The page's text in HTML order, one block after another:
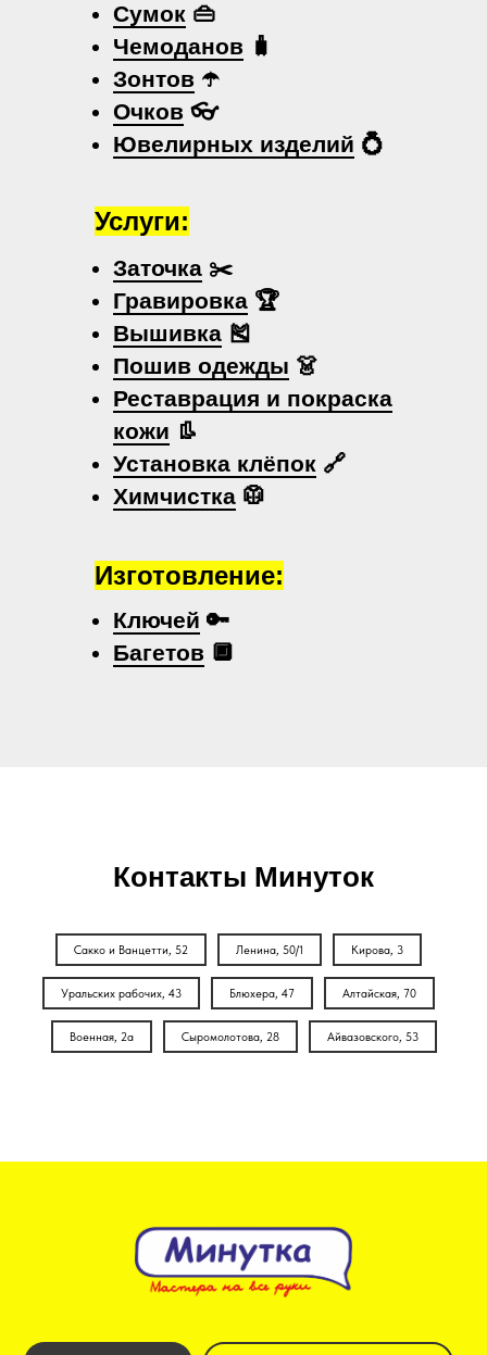
Сумок 👜
Чемоданов 🧳
Зонтов ☂️
Очков 👓
Ювелирных изделий 💍
Заточка ✂️
Гравировка 🏆
Вышивка 🎽
Пошив одежды 👗
Реставрация и покраска
кожи 👢
Установка клёпок 🔗
Химчистка 🥼
Ключей 🔑
Багетов 🔲
Услуги:
Изготовление:
Контакты Минуток
Сакко и Ванцетти, 52 Ленина, 50/1 Кирова, 3
Уральских рабочих, 43 Блюхера, 47 Алтайская, 70
Военная, 2а Сыромолотова, 28 Айвазовского, 53